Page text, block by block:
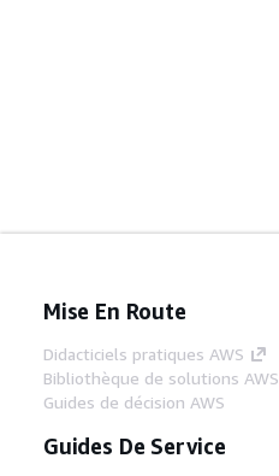
Mise En Route
Didacticiels pratiques AWS
Bibliothèque de solutions AWS
Guides de décision AWS
Guides De Service